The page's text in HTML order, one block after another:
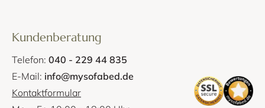
Kundenberatung
Telefon: 040 - 229 44 835
E-Mail: info@mysofabed.de
Kontaktformular